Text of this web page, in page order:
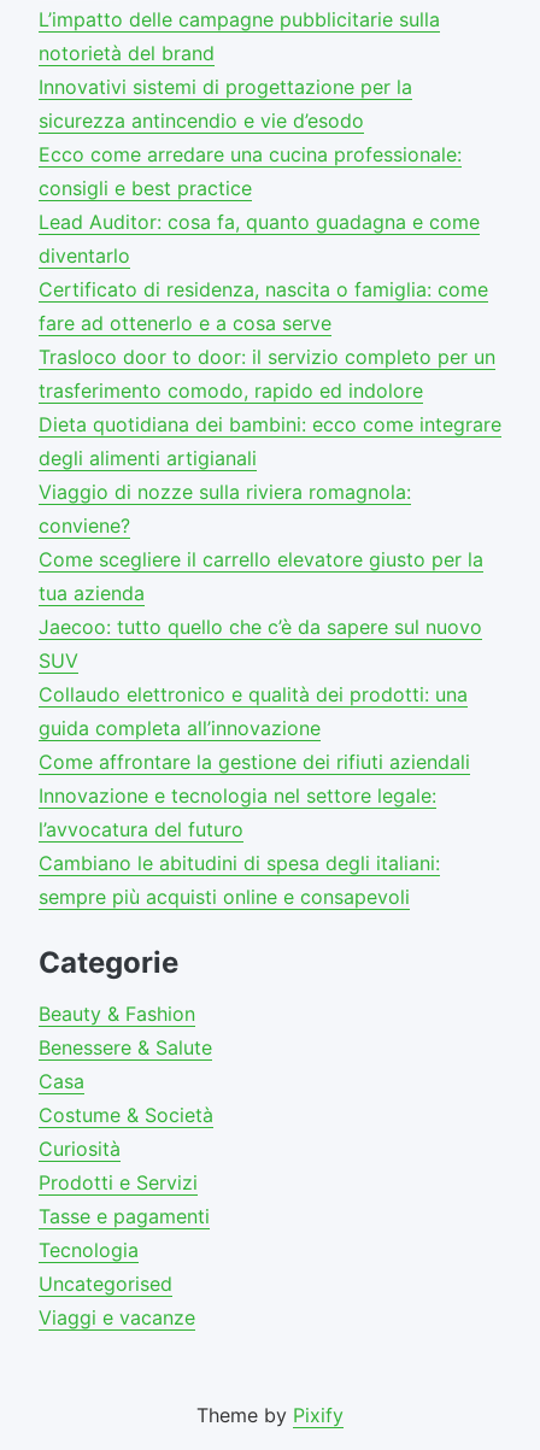
L’impatto delle campagne pubblicitarie sulla
notorietà del brand
Innovativi sistemi di progettazione per la
sicurezza antincendio e vie d’esodo
Ecco come arredare una cucina professionale:
consigli e best practice
Lead Auditor: cosa fa, quanto guadagna e come
diventarlo
Certificato di residenza, nascita o famiglia: come
fare ad ottenerlo e a cosa serve
Trasloco door to door: il servizio completo per un
trasferimento comodo, rapido ed indolore
Dieta quotidiana dei bambini: ecco come integrare
degli alimenti artigianali
Viaggio di nozze sulla riviera romagnola:
conviene?
Come scegliere il carrello elevatore giusto per la
tua azienda
Jaecoo: tutto quello che c’è da sapere sul nuovo
SUV
Collaudo elettronico e qualità dei prodotti: una
guida completa all’innovazione
Come affrontare la gestione dei rifiuti aziendali
Innovazione e tecnologia nel settore legale:
l’avvocatura del futuro
Cambiano le abitudini di spesa degli italiani:
sempre più acquisti online e consapevoli
Categorie
Beauty & Fashion
Benessere & Salute
Casa
Costume & Società
Curiosità
Prodotti e Servizi
Tasse e pagamenti
Tecnologia
Uncategorised
Viaggi e vacanze
Theme by Pixify